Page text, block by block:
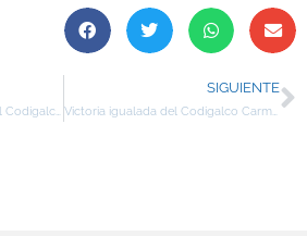
Un gran Ensino se impone al Codigalco Carmelitas
SIGUIENTE
Victoria igualada del Codigalco Carmelitas